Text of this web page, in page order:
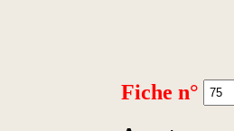
Fiche n°